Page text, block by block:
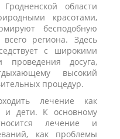
области
красотами,
бесподобную
всего региона. Здесь
с широкими
проведения досуга,
высокий
процедур.
лечение как
и дети. К основному
лечение и
как проблемы